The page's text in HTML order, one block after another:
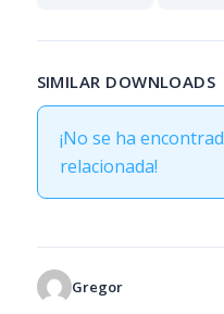
SIMILAR DOWNLOADS
¡No se ha
relacionada!
Gregor